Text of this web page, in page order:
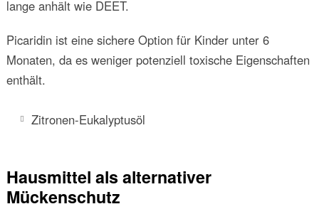
lange anhält wie DEET.
Picaridin ist eine sichere Option für Kinder unter 6
Monaten, da es weniger potenziell toxische Eigenschaften
enthält.
Zitronen-Eukalyptusöl
Hausmittel als alternativer
Mückenschutz